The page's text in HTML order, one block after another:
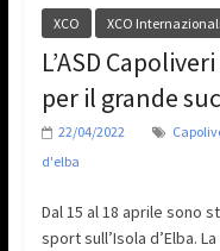
XCO XCO Internazionali
L’ASD
per il grande
22/04/2022
d'elba
Dal 15 al 18 aprile sono
sport sull’Isola d’Elba.